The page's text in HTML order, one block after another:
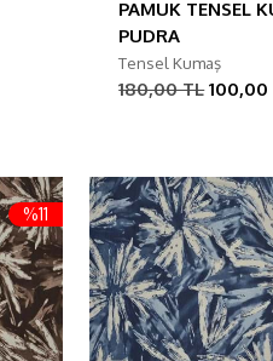
PAMUK TENSEL
PUDRA
Tensel Kumaş
180,00 TL 100,00
%11